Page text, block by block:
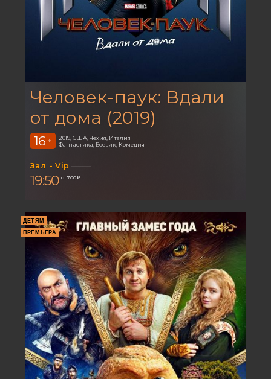
Человек-паук: Вдали
от дома (2019)
16 +
2019, США, Чехия, Италия
Фантастика, Боевик, Комедия
Зал - Vip
19:50 от 700 ₽
ДЕТЯМ
ПРЕМЬЕРА